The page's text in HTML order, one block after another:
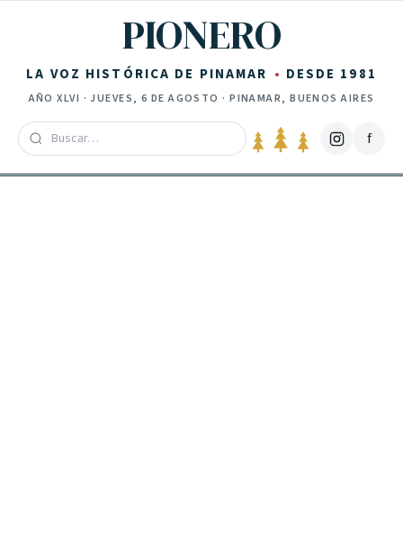
PIONERO
LA VOZ HISTÓRICA DE PINAMAR DESDE 1981
AÑOXLVI ·JUEVES, 6 DE AGOSTO · PINAMAR, BUENOS AIRES
f